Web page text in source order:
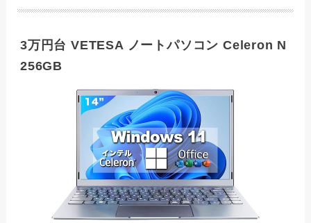
3万円台 VETESA ノートパソコン Celeron N
256GB